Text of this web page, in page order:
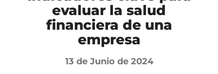
evaluar la salud
financiera de una
empresa
13 de Junio de 2024